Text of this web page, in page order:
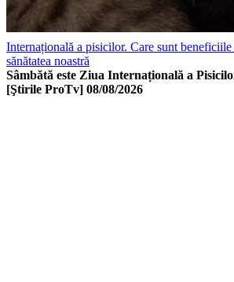
Internațională a pisicilor. Care sunt
sănătatea noastră
Sâmbătă este Ziua Internațională a
[Ştirile ProTv] 08/08/2026